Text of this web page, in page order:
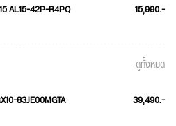
AL15-42P-R4PQ 15,990.-
ดูทั้งหมด
83JE00MGTA 39,490.-